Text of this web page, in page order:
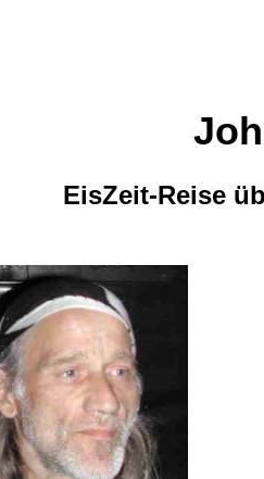
EisZeit-Reise